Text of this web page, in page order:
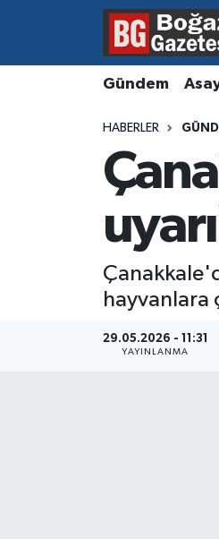
Gündem
HABERLER
hayvanlara
29.05.2026 - 11:31
YAYINLANMA
Asayiş
Ekonomi
Kültür ve Sanat
Magazin
Resmi İlanlar
Hava Durumu
Süper Lig Puan
Son Dakika Haberleri
Haber Arşivi